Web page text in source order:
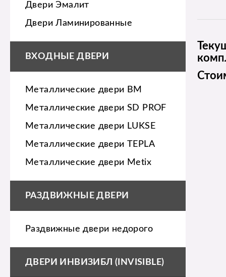
Двери Эмалит
Двери Ламинированные
ВХОДНЫЕ ДВЕРИ
Металлические двери BM
Металлические двери SD PROF
Металлические двери LUKSE
Металлические двери TEPLA
Металлические двери Metix
РАЗДВИЖНЫЕ ДВЕРИ
Раздвижные двери недорого
ДВЕРИ ИНВИЗИБЛ (INVISIBLE)